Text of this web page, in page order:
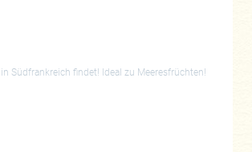
Südfrankreich findet! Ideal zu Meeresfrüchten!